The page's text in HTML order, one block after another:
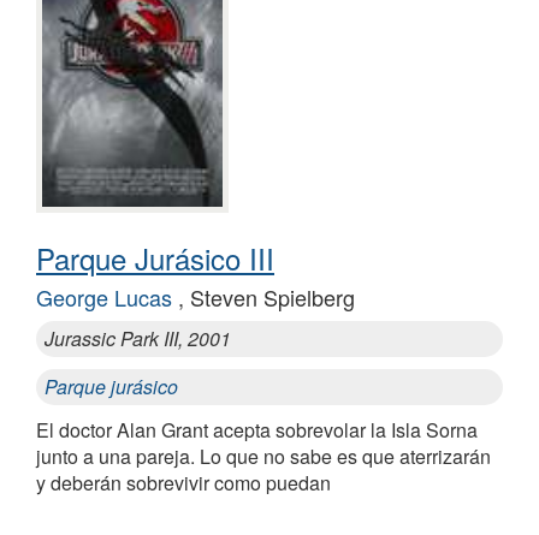
Parque Jurásico III
George Lucas , Steven Spielberg
Jurassic Park III, 2001
Parque jurásico
El doctor Alan Grant acepta sobrevolar la Isla Sorna
junto a una pareja. Lo que no sabe es que aterrizarán
y deberán sobrevivir como puedan